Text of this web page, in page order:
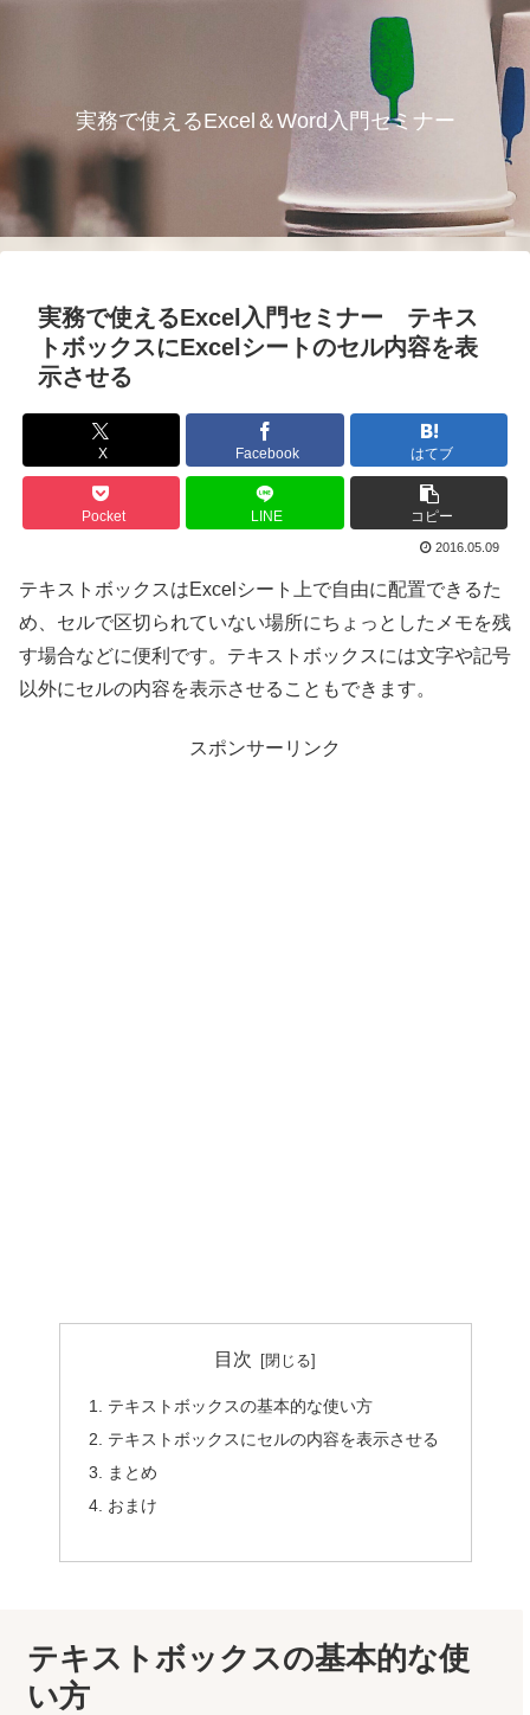
実務で使えるExcel＆Word入門セミナー
実務で使えるExcel入門セミナー テキス
トボックスにExcelシートのセル内容を表
示させる
X Facebook はてブ
Pocket LINE コピー
2016.05.09
テキストボックスはExcelシート上で自由に配置できるた
め、セルで区切られていない場所にちょっとしたメモを残
す場合などに便利です。テキストボックスには文字や記号
以外にセルの内容を表示させることもできます。
スポンサーリンク
目次
テキストボックスの基本的な使い方
テキストボックスにセルの内容を表示させる
まとめ
おまけ
テキストボックスの基本的な使
い方